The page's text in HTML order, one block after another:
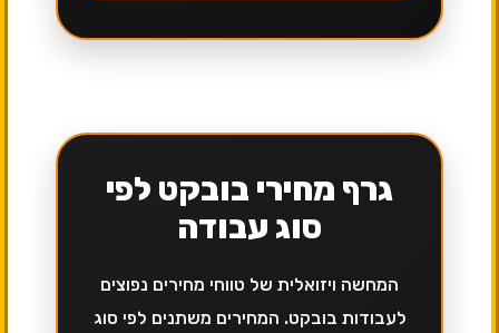
גרף מחירי בובקט לפי
סוג עבודה
המחשה ויזואלית של טווחי מחירים נפוצים
לעבודות בובקט. המחירים משתנים לפי סוג